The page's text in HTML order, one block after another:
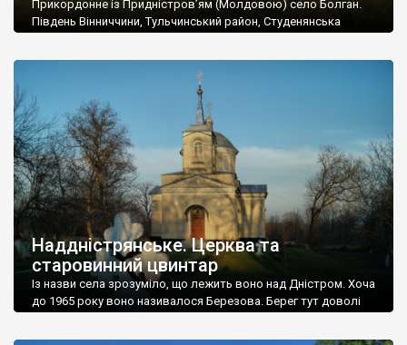
Прикордонне із Придністров’ям (Молдовою) село Болган.
Південь Вінниччини, Тульчинський район, Студенянська
старовинний цвинтар із кам’яними хрестами. Всі епітафії, які
збереглися, написані кирилицею, церковнослов’янською
мовою. За всіма традиційними ознаками – цвинтар
український. Хрести датуються 19 століттям. У 1924-1940
роках Болган […]
Наддністрянське. Церква та
старовинний цвинтар
Із назви села зрозуміло, що лежить воно над Дністром. Хоча
до 1965 року воно називалося Березова. Берег тут доволі